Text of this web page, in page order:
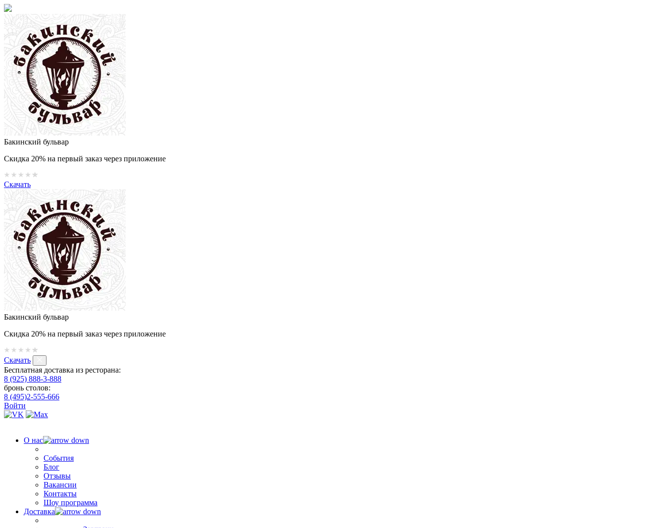
Бакинский бульвар
Скидка 20% на первый заказ через приложение
Скачать
Бакинский бульвар
Скидка 20% на первый заказ через приложение
Скачать
Бесплатная доставка из ресторана:
8 (925) 888-3-888
бронь столов:
8 (495)2-555-666
Войти
О нас
События
Блог
Отзывы
Вакансии
Контакты
Шоу программа
Доставка